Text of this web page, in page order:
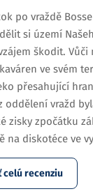
po vraždě
si území
škodit. Vůči
ve svém
přesahující
oddělení vražd
zisky zpočátku
na diskotéce ve
celú recenziu